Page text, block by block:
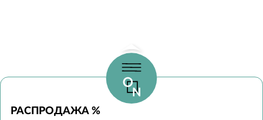
РАСПРОДАЖА %